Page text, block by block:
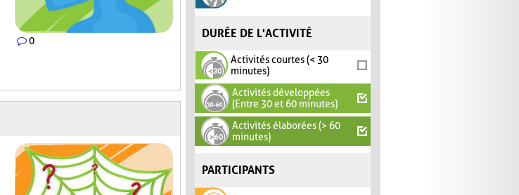
DURÉE DE L'ACTIVITÉ
Activités courtes (< 30
minutes)
Activités développées
(Entre 30 et 60 minutes)
Activités élaborées (> 60
minutes)
PARTICIPANTS
0